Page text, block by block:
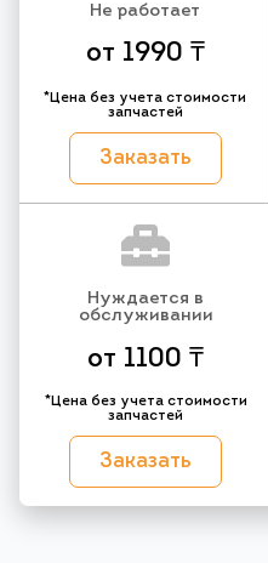
Не работает
от 1990 ₸
*Цена без учета стоимости
запчастей
Заказать
Нуждается в
обслуживании
от 1100 ₸
*Цена без учета стоимости
запчастей
Заказать